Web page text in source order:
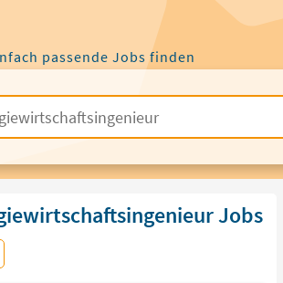
passende Jobs finden
Jobs